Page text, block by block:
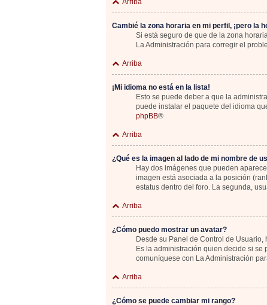
Arriba
Cambié la zona horaria en mi perfil, ¡pero la
Si está seguro de que de la zona
La Administración para corregir el
Arriba
¡Mi idioma no está en la lista!
Esto se puede deber a que la
puede instalar el paquete del idioma
phpBB®
Arriba
¿Qué es la imagen al lado de mi nombre de
Hay dos imágenes que pueden
imagen está asociada a la posición
estatus dentro del foro. La segunda,
Arriba
¿Cómo puedo mostrar un avatar?
Desde su Panel de Control de
Es la administración quien decide si
comuníquese con La Administración
Arriba
¿Cómo se puede cambiar mi rango?